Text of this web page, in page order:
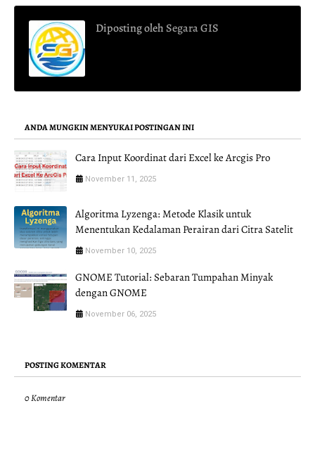
Diposting oleh Segara GIS
ANDA MUNGKIN MENYUKAI POSTINGAN INI
Cara Input Koordinat dari Excel ke Arcgis Pro
November 11, 2025
Algoritma Lyzenga: Metode Klasik untuk
Menentukan Kedalaman Perairan dari Citra Satelit
November 10, 2025
GNOME Tutorial: Sebaran Tumpahan Minyak
dengan GNOME
November 06, 2025
POSTING KOMENTAR
0 Komentar